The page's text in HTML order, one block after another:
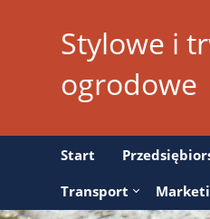
Stylowe i
ogrodowe
Start
Transport